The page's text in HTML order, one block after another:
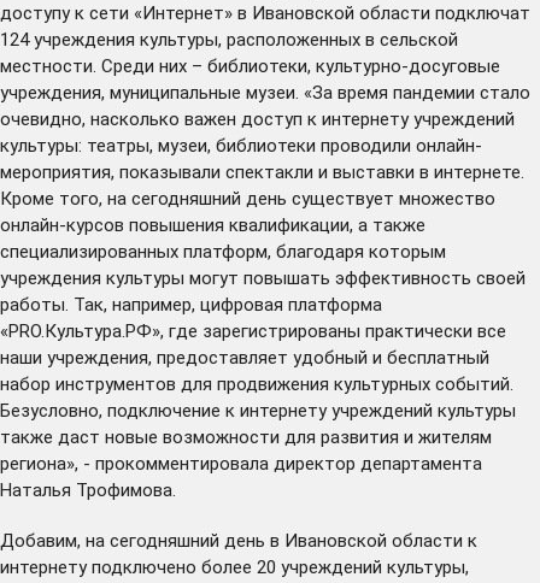
доступу к сети «Интернет» в Ивановской области подключат
124 учреждения культуры, расположенных в сельской
местности. Среди них – библиотеки, культурно-досуговые
учреждения, муниципальные музеи. «За время пандемии стало
очевидно, насколько важен доступ к интернету учреждений
культуры: театры, музеи, библиотеки проводили онлайн-
мероприятия, показывали спектакли и выставки в интернете.
Кроме того, на сегодняшний день существует множество
онлайн-курсов повышения квалификации, а также
специализированных платформ, благодаря которым
учреждения культуры могут повышать эффективность своей
работы. Так, например, цифровая платформа
«PRO.Культура.РФ», где зарегистрированы практически все
наши учреждения, предоставляет удобный и бесплатный
набор инструментов для продвижения культурных событий.
Безусловно, подключение к интернету учреждений культуры
также даст новые возможности для развития и жителям
региона», - прокомментировала директор департамента
Наталья Трофимова.
Добавим, на сегодняшний день в Ивановской области к
интернету подключено более 20 учреждений культуры,